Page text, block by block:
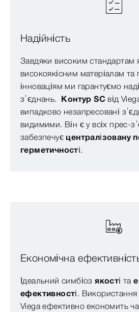
Надійність
Завдяки високим стандартам
високоякісним матеріалам та
інноваціям ми гарантуємо
з’єднань. Контур SC від
випадково незапресовані
видимими. Він є у всіх прес-
забезпечуєцентралізовану
герметичності.
Економічна
Ідеальний симбіозякості та
ефективності. Використання
Viega ефективно економить